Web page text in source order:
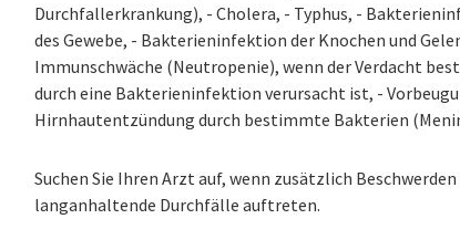
Durchfallerkrankung), - Cholera, - Typhus, -
des Gewebe, - Bakterieninfektion der Knochen und
Immunschwäche (Neutropenie), wenn der Verdacht
durch eine Bakterieninfektion verursacht ist, -
Hirnhautentzündung durch bestimmte Bakterien
Suchen Sie Ihren Arzt auf, wenn zusätzlich Beschwerden
langanhaltende Durchfälle auftreten.